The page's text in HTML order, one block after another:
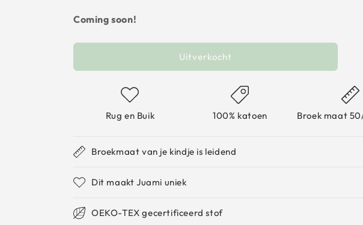
Coming soon!
Uitverkocht
Rug en Buik 100% katoen Broek maat
Broekmaat van je kindje is leidend
Dit maakt Juami uniek
OEKO-TEX gecertificeerd stof